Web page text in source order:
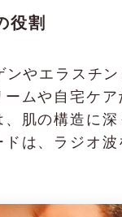
役割
やエラスチ
ムや自宅ケ
肌の構造に
は、ラジオ